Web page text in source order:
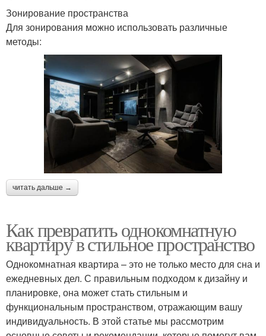
Зонирование пространства
Для зонирования можно использовать различные
методы:
читать дальше →
Как превратить однокомнатную
квартиру в стильное пространство
Однокомнатная квартира – это не только место для сна и
ежедневных дел. С правильным подходом к дизайну и
планировке, она может стать стильным и
функциональным пространством, отражающим вашу
индивидуальность. В этой статье мы рассмотрим